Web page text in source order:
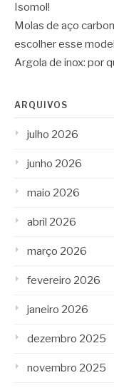
Isomol!
Molas de aço
escolher esse
Argola de inox: por
ARQUIVOS
julho 2026
junho 2026
maio 2026
abril 2026
março 2026
fevereiro 2026
janeiro 2026
dezembro 2025
novembro 2025